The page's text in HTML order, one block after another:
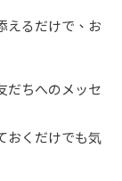
えるだけで、お
だちへのメッセ
おくだけでも気